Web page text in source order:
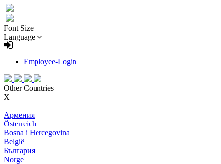
Font Size
Language
Employee-Login
Other Countries
X
Армения
Österreich
Bosna i Hercegovina
België
България
Norge